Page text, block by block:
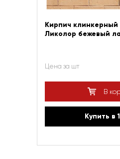
Кирпич клинкерный
Ликолор бежевый
Цена за шт
В
Купить в